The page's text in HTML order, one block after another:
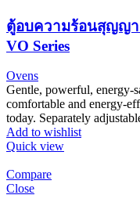
ตู้อบความร้อนสุญญา
VO Series
Ovens
Gentle, powerful, energy-
comfortable and energy-
today. Separately
Add to wishlist
Quick view
Compare
Close